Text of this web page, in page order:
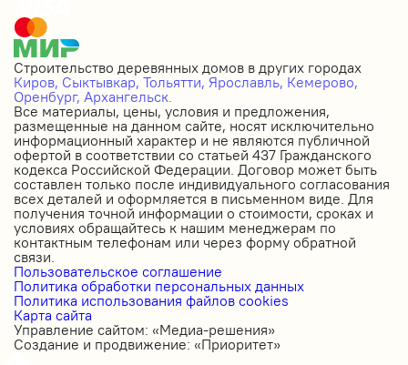
Строительство деревянных домов в других городах
Киров, Сыктывкар, Тольятти, Ярославль, Кемерово,
Оренбург, Архангельск.
Все материалы, цены, условия и предложения,
размещенные на данном сайте, носят исключительно
информационный характер и не являются публичной
офертой в соответствии со статьей 437 Гражданского
кодекса Российской Федерации. Договор может быть
составлен только после индивидуального согласования
всех деталей и оформляется в письменном виде. Для
получения точной информации о стоимости, сроках и
условиях обращайтесь к нашим менеджерам по
контактным телефонам или через форму обратной
связи.
Пользовательское соглашение
Политика обработки персональных данных
Политика использования файлов cookies
Карта сайта
Управление сайтом: «Медиа-решения»
Создание и продвижение: «Приоритет»